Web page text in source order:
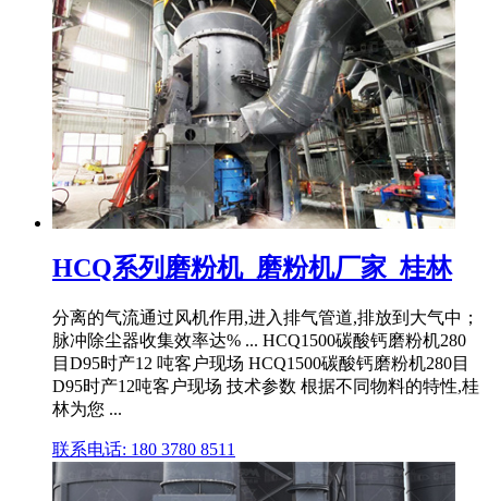
HCQ系列磨粉机_磨粉机厂家_桂林
分离的气流通过风机作用,进入排气管道,排放到大气中；
脉冲除尘器收集效率达% ... HCQ1500碳酸钙磨粉机280
目D95时产12 吨客户现场 HCQ1500碳酸钙磨粉机280目
D95时产12吨客户现场 技术参数 根据不同物料的特性,桂
林为您 ...
联系电话: 180 3780 8511